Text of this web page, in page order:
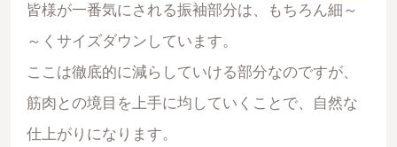
皆様が一番気にされる振袖部分は、もちろん細～
～くサイズダウンしています。
ここは徹底的に減らしていける部分なのですが、
筋肉との境目を上手に均していくことで、自然な
仕上がりになります。